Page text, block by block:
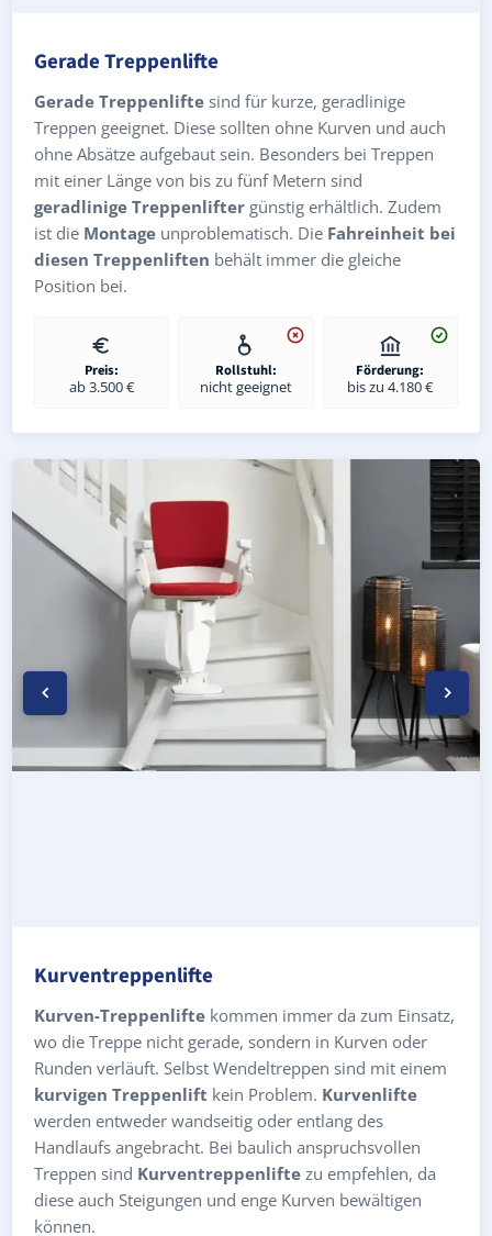
Gerade Treppenlifte
Gerade Treppenlifte sind für kurze, geradlinige
Treppen geeignet. Diese sollten ohne Kurven und auch
ohne Absätze aufgebaut sein. Besonders bei Treppen
mit einer Länge von bis zu fünf Metern sind
geradlinige Treppenlifter günstig erhältlich. Zudem
ist die Montage unproblematisch. Die Fahreinheit bei
diesen Treppenliften behält immer die gleiche
Position bei.
Preis:
ab 3.500 €
Rollstuhl:
nicht geeignet
Förderung:
bis zu 4.180 €
Kurven-Treppenlift in Stuttgart Schönberg (Stuttgart)
Geprüfter gebrauchter Kurventreppenlift in Stuttgart
Preise & Angebote für Kurventreppenlifte in Stuttgart
Kurventreppenlifte
Kurven-Treppenlifte kommen immer da zum Einsatz,
wo die Treppe nicht gerade, sondern in Kurven oder
Runden verläuft. Selbst Wendeltreppen sind mit einem
kurvigen Treppenlift kein Problem. Kurvenlifte
werden entweder wandseitig oder entlang des
Handlaufs angebracht. Bei baulich anspruchsvollen
Treppen sind Kurventreppenlifte zu empfehlen, da
diese auch Steigungen und enge Kurven bewältigen
können.